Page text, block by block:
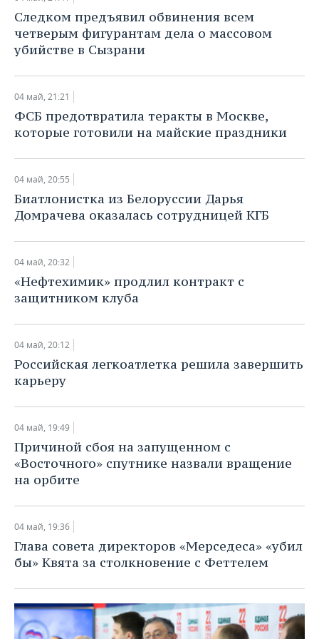
ХОККЕЙ С МЯЧОМ
ПРОИСШЕСТВИЯ
Следком предъявил обвинения всем
четверым фигурантам дела о массовом
убийстве в Сызрани
04 май, 21:21
ФСБ предотвратила теракты в Москве,
которые готовили на майские праздники
04 май, 20:55
Биатлонистка из Белоруссии Дарья
Домрачева оказалась сотрудницей КГБ
04 май, 20:32
«Нефтехимик» продлил контракт с
защитником клуба
04 май, 20:12
Российская легкоатлетка решила завершить
карьеру
04 май, 19:49
Причиной сбоя на запущенном с
«Восточного» спутнике назвали вращение
на орбите
04 май, 19:36
Глава совета директоров «Мерседеса» «убил
бы» Квята за столкновение с Феттелем